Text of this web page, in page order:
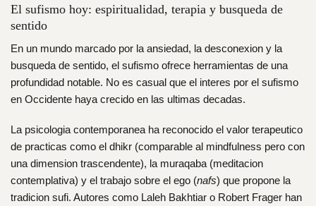
El sufismo hoy: espiritualidad, terapia y busqueda de
sentido
En un mundo marcado por la ansiedad, la desconexion y la
busqueda de sentido, el sufismo ofrece herramientas de una
profundidad notable. No es casual que el interes por el sufismo
en Occidente haya crecido en las ultimas decadas.
La psicologia contemporanea ha reconocido el valor terapeutico
de practicas como el dhikr (comparable al mindfulness pero con
una dimension trascendente), la muraqaba (meditacion
contemplativa) y el trabajo sobre el ego (nafs) que propone la
tradicion sufi. Autores como Laleh Bakhtiar o Robert Frager han